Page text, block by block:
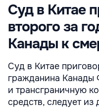
Суд в Китае
второго за
Канады к
Суд в Китае
гражданина Канады
и трансграничную
средств, следует из